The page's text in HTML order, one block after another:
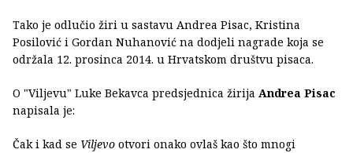
Tako je odlučio žiri u sastavu Andrea Pisac, Kristina
Posilović i Gordan Nuhanović na dodjeli nagrade koja se
održala 12. prosinca 2014. u Hrvatskom društvu pisaca.
O "Viljevu" Luke Bekavca predsjednica žirija Andrea Pisac
napisala je:
Čak i kad se Viljevo otvori onako ovlaš kao što mnogi